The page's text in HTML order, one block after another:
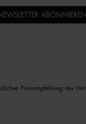
ABONNIEREN
Preisempfehlung des